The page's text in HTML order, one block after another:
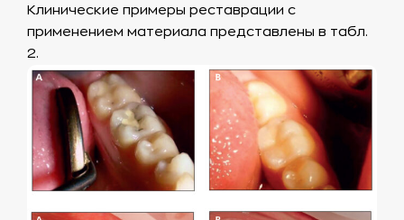
Клинические примеры реставрации с
применением материала представлены в табл.
2.